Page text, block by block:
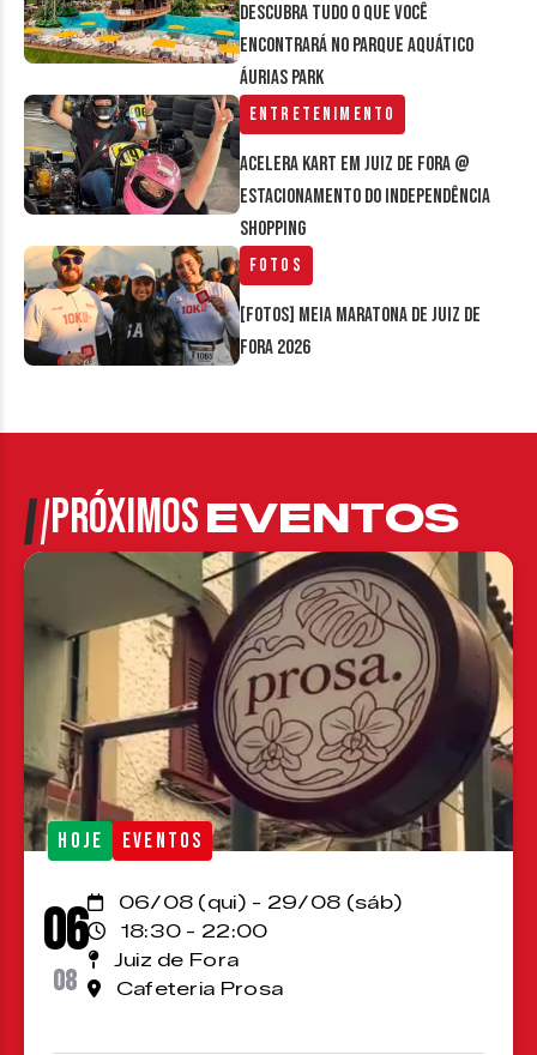
Descubra tudo o que você
encontrará no parque aquático
Áurias Park
Entretenimento
Acelera Kart em Juiz de Fora @
estacionamento do Independência
Shopping
Fotos
[FOTOS] Meia Maratona de Juiz de
Fora 2026
PRÓXIMOSEVENTOS
HOJE EVENTOS
06
08
06/08 (qui) - 29/08 (sáb)
18:30 - 22:00
Juiz de Fora
Cafeteria Prosa